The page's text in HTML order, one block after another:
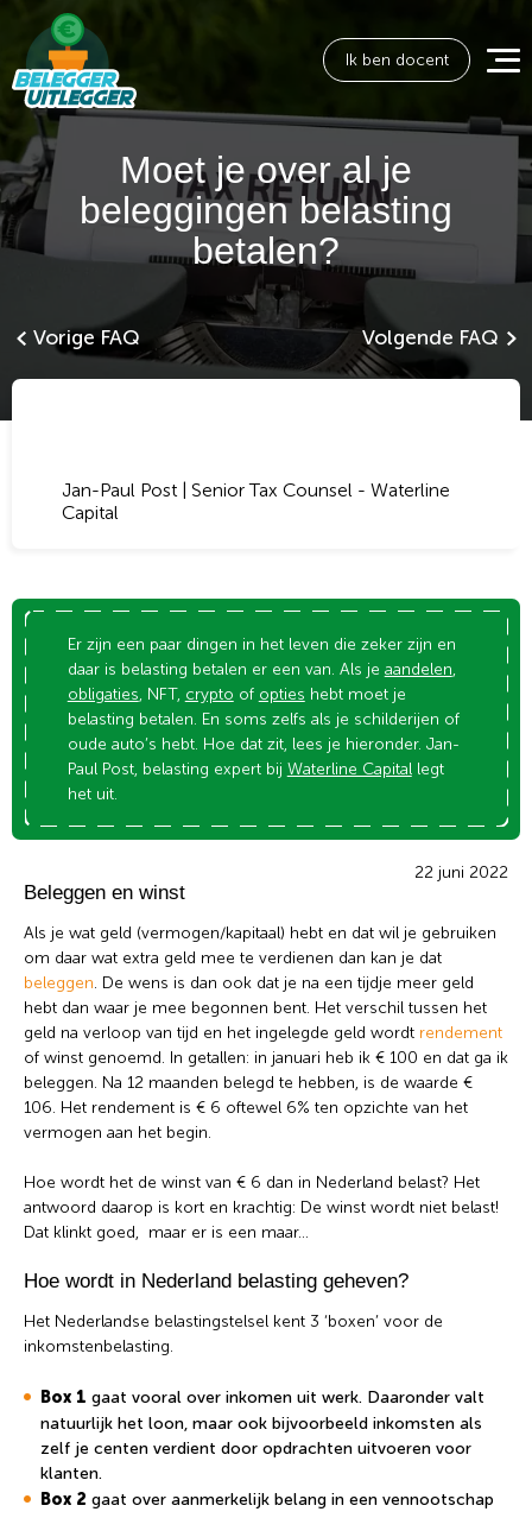
Ik ben docent
Moet je over al je
beleggingen belasting
betalen?
Vorige FAQ Volgende FAQ
Jan-Paul Post | Senior Tax Counsel - Waterline
Capital
Er zijn een paar dingen in het leven die zeker zijn en
daar is belasting betalen er een van. Als je aandelen,
obligaties, NFT, crypto of opties hebt moet je
belasting betalen. En soms zelfs als je schilderijen of
oude auto’s hebt. Hoe dat zit, lees je hieronder. Jan-
Paul Post, belasting expert bij Waterline Capitallegt
het uit.
22 juni 2022
Beleggen en winst
Als je wat geld (vermogen/kapitaal) hebt en dat wil je gebruiken
om daar wat extra geld mee te verdienen dan kan je dat
beleggen. De wens is dan ook dat je na een tijdje meer geld
hebt dan waar je mee begonnen bent. Het verschil tussen het
geld na verloop van tijd en het ingelegde geld wordt rendement
of winst genoemd. In getallen: in januari heb ik € 100 en dat ga ik
beleggen. Na 12 maanden belegd te hebben, is de waarde €
106. Het rendement is € 6 oftewel 6% ten opzichte van het
vermogen aan het begin.
Hoe wordt het de winst van € 6 dan in Nederland belast? Het
antwoord daarop is kort en krachtig: De winst wordt niet belast!
Dat klinkt goed, maar er is een maar…
Hoe wordt in Nederland belasting geheven?
Het Nederlandse belastingstelsel kent 3 ‘boxen’ voor de
inkomstenbelasting.
Box 1 gaat vooral over inkomen uit werk. Daaronder valt
natuurlijk het loon, maar ook bijvoorbeeld inkomsten als
zelf je centen verdient door opdrachten uitvoeren voor
klanten.
Box 2 gaat over aanmerkelijk belang in een vennootschap
Wil je graag de betekenis van een beleggingsterm
weten of is er een andere vraag die je graag
handje.
naar: